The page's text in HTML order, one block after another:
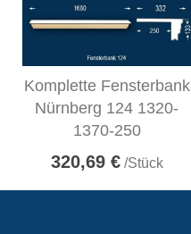
Komplette Fensterbank
Nürnberg 124 1320-
1370-250
320,69 €/Stück